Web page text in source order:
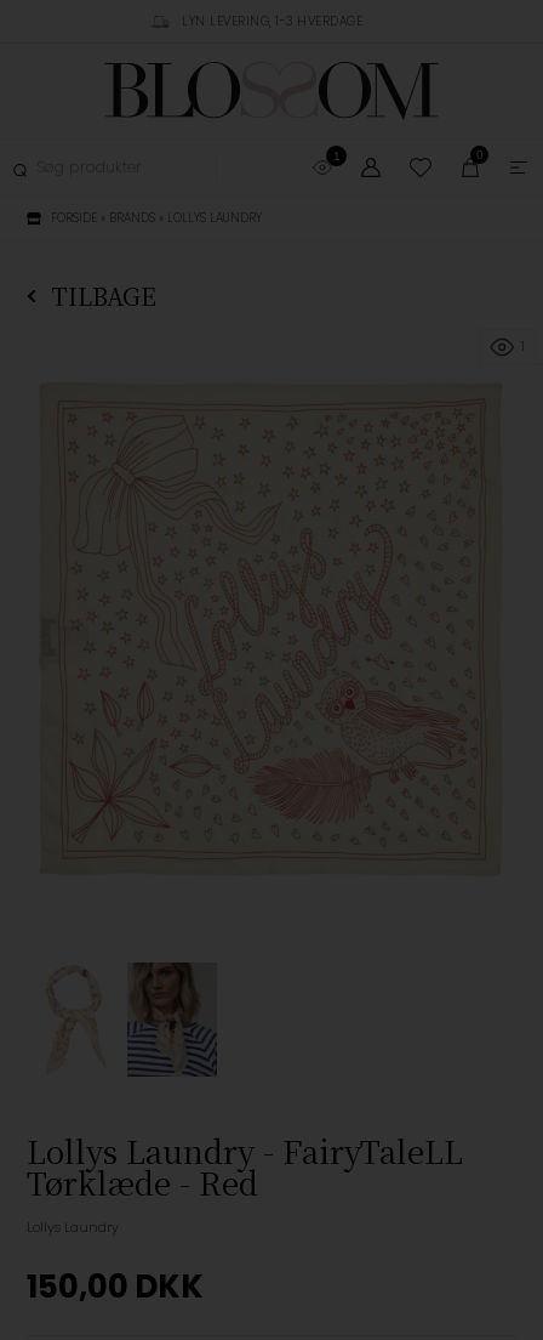
LYN LEVERING, 1-3 HVERDAGE
1 0
FORSIDE » BRANDS » LOLLYS LAUNDRY
TILBAGE
Lollys Laundry - FairyTaleLL
Tørklæde - Red
Lollys Laundry
150,00 DKK
1